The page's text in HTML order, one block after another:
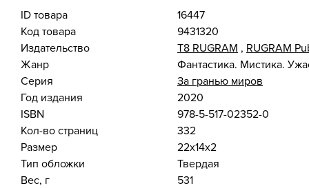
ID товара
16447
Код товара
9431320
Издательство
Т8 RUGRAM , RUGRAM
Жанр
Фантастика. Мистика.
Серия
За гранью миров
Год издания
2020
ISBN
978-5-517-02352-0
Кол-во страниц
332
Размер
22x14x2
Тип обложки
Твердая
Вес, г
531